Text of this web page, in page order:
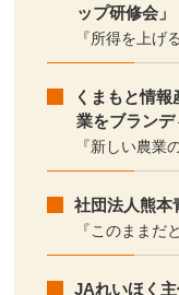
ップ研修会
『所得を上げ
くまもと情
業をブランデ
『新しい農業
社団法人熊本
『このままだ
JAれいほく